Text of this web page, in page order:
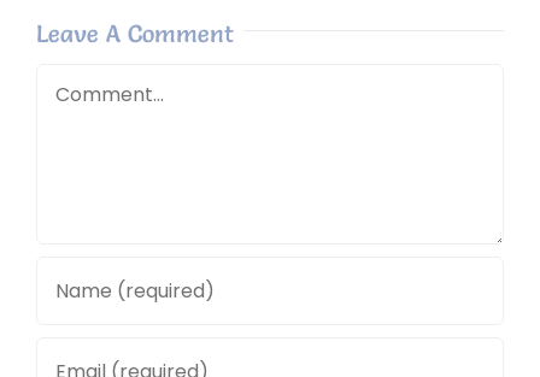
Leave A Comment